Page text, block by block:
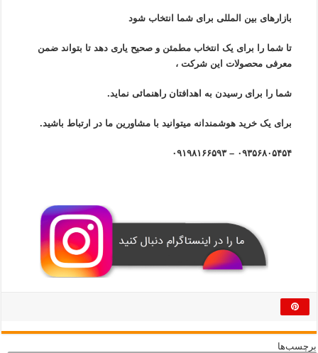
بازار‌های بین المللی برای شما انتخاب شود
تا شما را برای یک انتخاب مطمئن و صحیح یاری دهد تا بتواند ضمن
معرفی محصولات این شرکت ،
شما را برای رسیدن به اهدافتان راهنمائی نماید.
برای یک خرید هوشمندانه میتوانید با مشاورین ما در ارتباط باشید.
۰۹۳۵۶۸۰۵۴۵۴ – ۰۹۱۹۸۱۶۶۵۹۳
برچسب‌ها